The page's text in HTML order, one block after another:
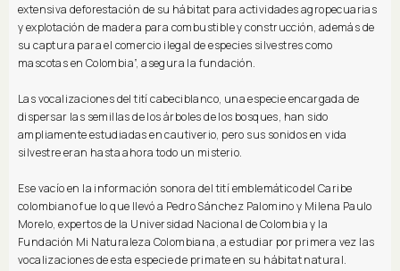
extensiva deforestación de su hábitat para actividades agropecuarias
y explotación de madera para combustible y construcción, además de
su captura para el comercio ilegal de especies silvestres como
mascotas en Colombia”, asegura la fundación.
Las vocalizaciones del tití cabeciblanco, una especie encargada de
dispersar las semillas de los árboles de los bosques, han sido
ampliamente estudiadas en cautiverio, pero sus sonidos en vida
silvestre eran hasta ahora todo un misterio.
Ese vacío en la información sonora del tití emblemático del Caribe
colombiano fue lo que llevó a Pedro Sánchez Palomino y Milena Paulo
Morelo, expertos de la Universidad Nacional de Colombia y la
Fundación Mi Naturaleza Colombiana, a estudiar por primera vez las
vocalizaciones de esta especie de primate en su hábitat natural.